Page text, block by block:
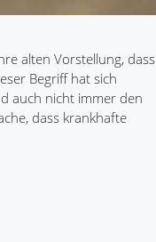
alten Vorstellung, dass
Begriff hat sich
auch nicht immer den
dass krankhafte